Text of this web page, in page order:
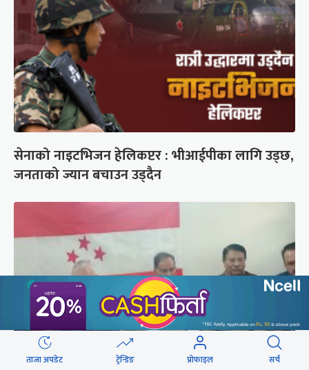
सेनाको नाइटभिजन हेलिकप्टर : भीआईपीका लागि उड्छ,
जनताको ज्यान बचाउन उड्दैन
ताजा अपडेट ट्रेन्डिङ प्रोफाइल सर्च